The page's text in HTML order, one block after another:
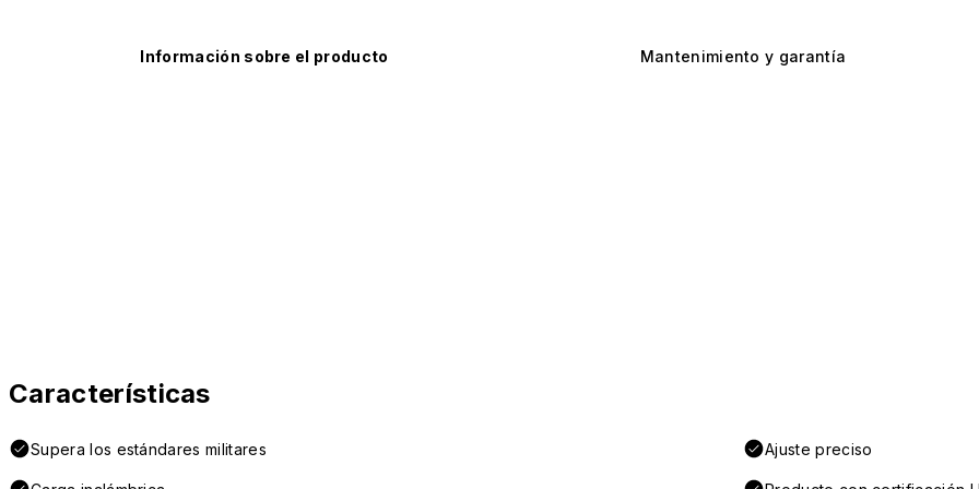
Información sobre el producto Mantenimiento y garantía
Características
Supera los estándares militares Ajuste preciso